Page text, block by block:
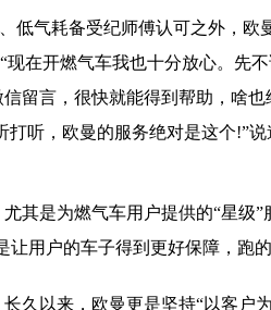
低气耗备受纪师傅认可之外，
在开燃气车我也十分放心。先
留言，很快就能得到帮助，啥
听，欧曼的服务绝对是这个!”
其是为燃气车用户提供的“星级
用户的车子得到更好保障，跑
以来，欧曼更是坚持“以客户